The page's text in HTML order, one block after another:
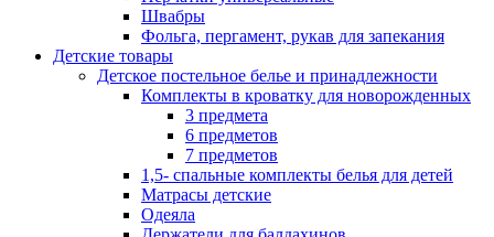
Швабры
Фольга, пергамент, рукав для запекания
Детские товары
Детское постельное белье и принадлежности
Комплекты в кроватку для новорожденных
3 предмета
6 предметов
7 предметов
1,5- спальные комплекты белья для детей
Матрасы детские
Одеяла